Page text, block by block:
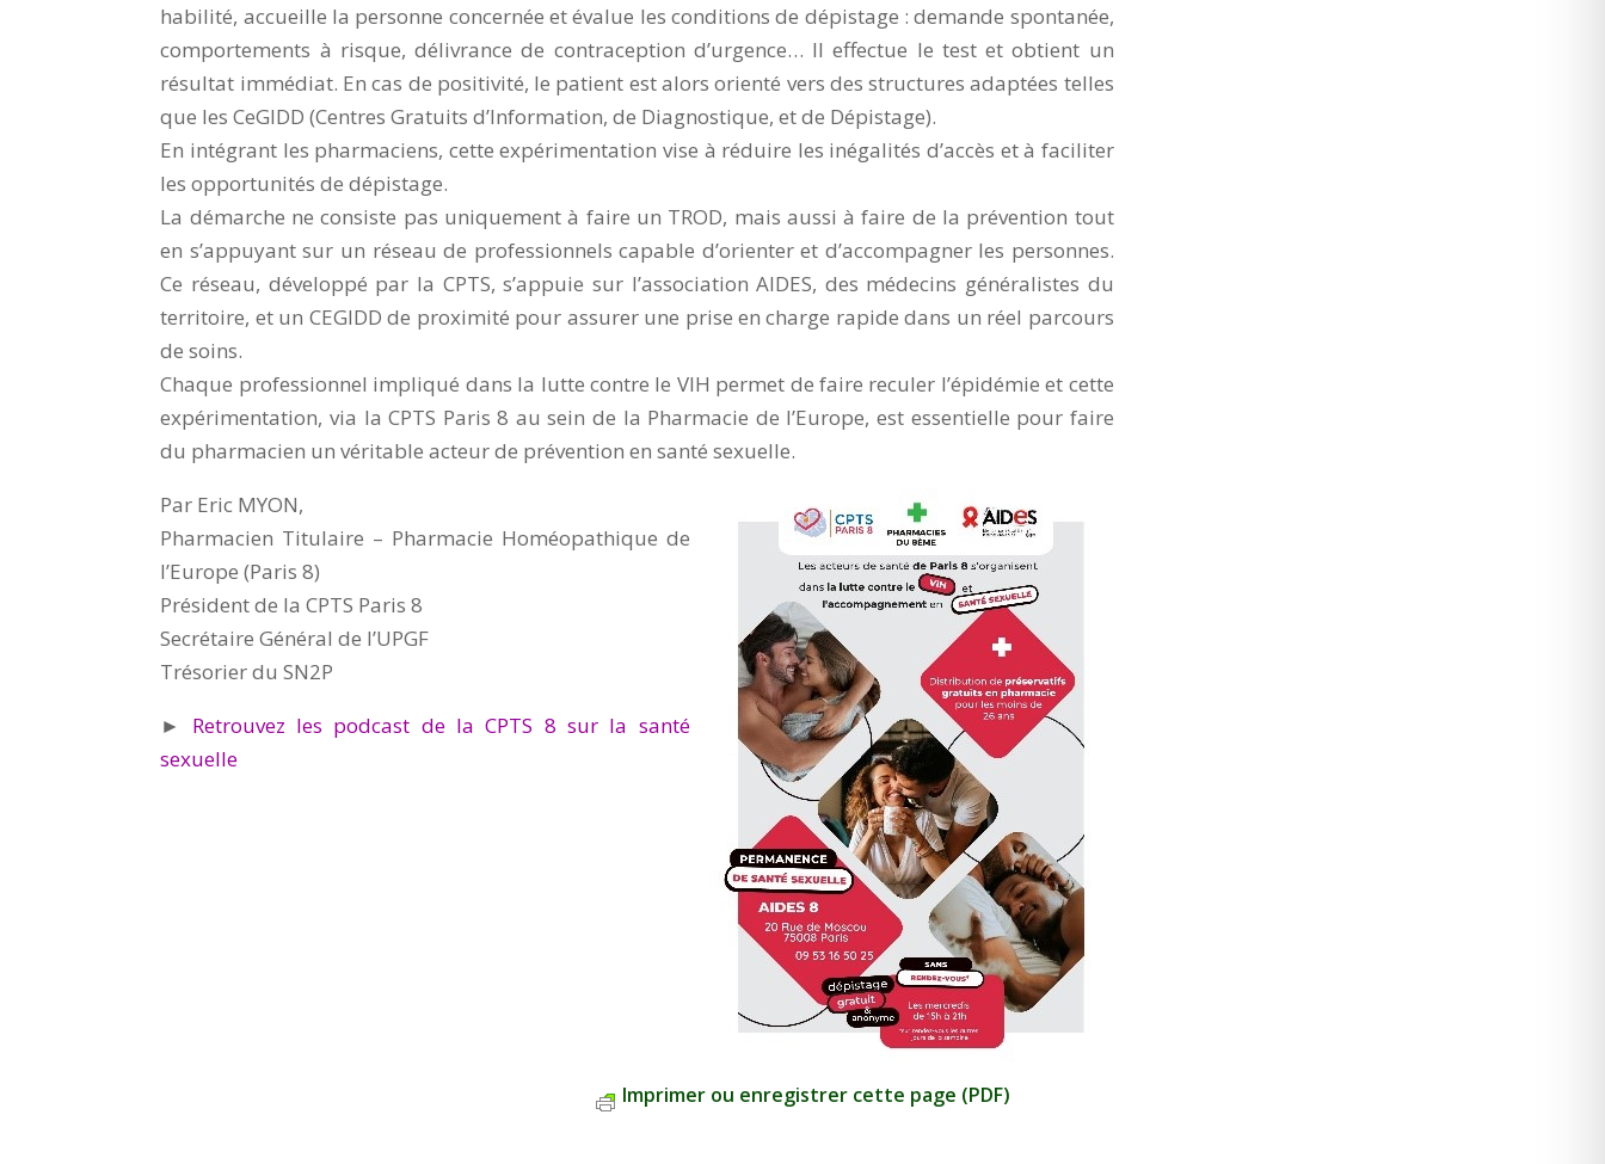
habilité, accueille la personne concernée et évalue les conditions de dépistage : demande spontanée,
comportements à risque, délivrance de contraception d’urgence… Il effectue le test et obtient un
résultat immédiat. En cas de positivité, le patient est alors orienté vers des structures adaptées telles
que les CeGIDD (Centres Gratuits d’Information, de Diagnostique, et de Dépistage).
En intégrant les pharmaciens, cette expérimentation vise à réduire les inégalités d’accès et à faciliter
les opportunités de dépistage.
La démarche ne consiste pas uniquement à faire un TROD, mais aussi à faire de la prévention tout
en s’appuyant sur un réseau de professionnels capable d’orienter et d’accompagner les personnes.
Ce réseau, développé par la CPTS, s’appuie sur l’association AIDES, des médecins généralistes du
territoire, et un CEGIDD de proximité pour assurer une prise en charge rapide dans un réel parcours
de soins.
Chaque professionnel impliqué dans la lutte contre le VIH permet de faire reculer l’épidémie et cette
expérimentation, via la CPTS Paris 8 au sein de la Pharmacie de l’Europe, est essentielle pour faire
du pharmacien un véritable acteur de prévention en santé sexuelle.
Par Eric MYON,
Pharmacien Titulaire – Pharmacie Homéopathique de
l’Europe (Paris 8)
Président de la CPTS Paris 8
Secrétaire Général de l’UPGF
Trésorier du SN2P
► Retrouvez les podcast de la CPTS 8 sur la santé
sexuelle
Imprimer ou enregistrer cette page (PDF)